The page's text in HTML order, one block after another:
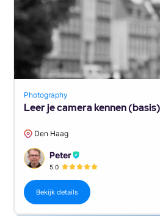
Photography
Leer je camera kennen (basis)
Den Haag
Peter
5.0
Bekijk details